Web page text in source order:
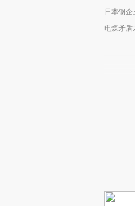
日本钢
电煤矛盾